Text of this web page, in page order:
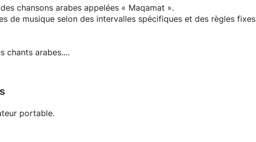
chansons arabes appelées « Maqamat ».
de musique selon des intervalles spécifiques et des règles fixes
chants arabes.
classique arabe appelée « Mawwal ».
portable.